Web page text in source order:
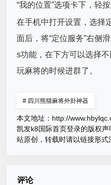
“我的位置”选项卡下，轻
在手机中打开设置，选择
面后，将“定位服务”右侧
s功能，在下方可以选择不
玩麻将的时候进群了。
# 四川熊猫麻将外卦神器
本文地址： http://
凯发k8国际首页登录的版权声
站原创，转载时请以链接形式
评论